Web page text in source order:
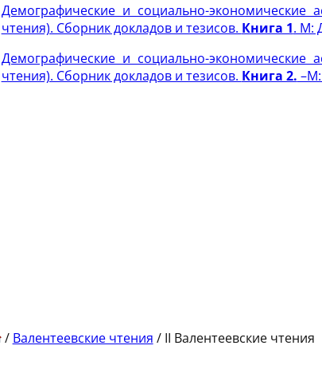
Демографические и социально-экономические
чтения). Сборник докладов и тезисов. Книга 1. М:
Демографические и социально-экономические
чтения). Сборник докладов и тезисов. Книга 2.
/ Валентеевские чтения / II Валентеевские чтения